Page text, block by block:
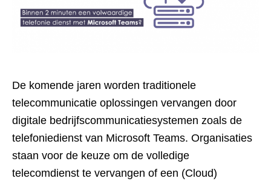
De komende jaren worden traditionele
telecommunicatie oplossingen vervangen door
digitale bedrijfscommunicatiesystemen zoals de
telefoniedienst van Microsoft Teams. Organisaties
staan voor de keuze om de volledige
telecomdienst te vervangen of een (Cloud)